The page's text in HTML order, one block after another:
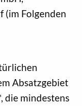
(im Folgenden
Absatzgebiet
die mindestens